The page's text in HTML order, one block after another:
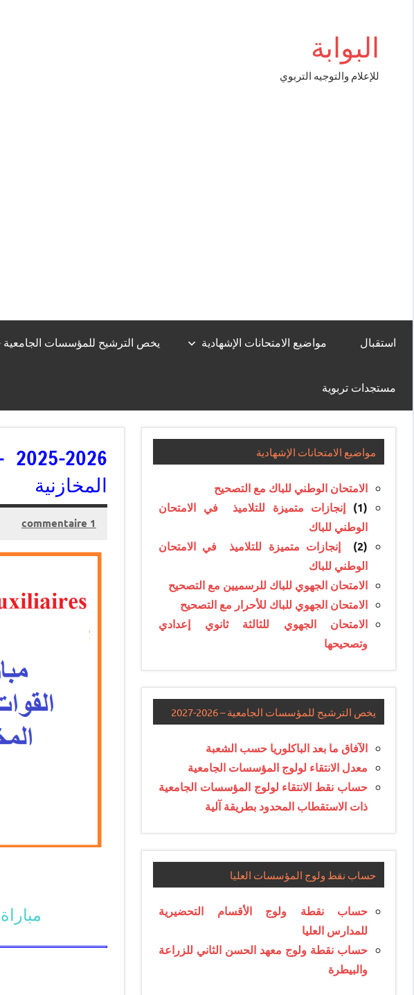
البوابة
للإعلام والتوجيه التربوي
استقبال مواضيع الامتحانات الإشهادية يخص الترشيح للمؤسسات الجامعية – 2026-
مستجدات تربوية
المخازنية
02/10/2025
jaafar
1 commentaire
مواضيع الامتحانات الإشهادية
الامتحان الوطني للباك مع التصحيح
(1)
إنجازات متميزة للتلاميذ في الامتحان
الوطني للباك
(2)
إنجازات متميزة للتلاميذ في الامتحان
الوطني للباك
الامتحان الجهوي للباك للرسميين مع التصحيح
الامتحان الجهوي للباك للأحرار مع التصحيح
الامتحان الجهوي للثالثة ثانوي إعدادي
وتصحيحها
يخص الترشيح للمؤسسات الجامعية – 2026-2027
الآفاق ما بعد الباكلوريا حسب الشعبة
معدل الانتقاء لولوج المؤسسات الجامعية
حساب نقط الانتقاء لولوج المؤسسات الجامعية
ذات الاستقطاب المحدود بطريقة آلية
حساب نقط ولوج المؤسسات العليا
حساب نقطة ولوج الأقسام التحضيرية
للمدارس العليا
حساب نقطة ولوج معهد الحسن الثاني للزراعة
والبيطرة